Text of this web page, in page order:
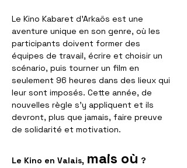
Le Kino Kabaret d'Arkaös est une
aventure unique en son genre, où les
participants doivent former des
équipes de travail, écrire et choisir un
scénario, puis tourner un film en
seulement 96 heures dans des lieux qui
leur sont imposés. Cette année, de
nouvelles règle s'y appliquent et ils
devront, plus que jamais, faire preuve
de solidarité et motivation.
Le Kino en Valais, mais où ?